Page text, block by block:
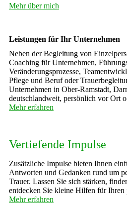
Mehr über mich
Leistungen für Ihr Unternehmen
Neben der Begleitung von
Coaching für Unternehmen,
Veränderungsprozesse,
Pflege und Beruf oder
Unternehmen in Ober-Ramstadt,
deutschlandweit, persönlich vor Ort
Mehr erfahren
Vertiefende Impulse
Zusätzliche Impulse bieten Ihnen
Antworten und Gedanken rund um
Trauer. Lassen Sie sich stärken,
entdecken Sie kleine Hilfen für Ihren
Mehr erfahren